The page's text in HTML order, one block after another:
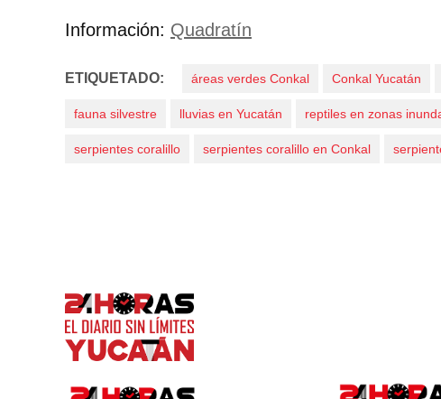
Información: Quadratín
ETIQUETADO: áreas verdes Conkal Conkal Yucatán
fauna silvestre lluvias en Yucatán reptiles en zonas
serpientes coralillo serpientes coralillo en Conkal